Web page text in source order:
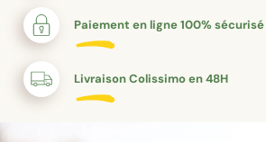
Paiement en ligne 100% sécurisé
Livraison Colissimo en 48H